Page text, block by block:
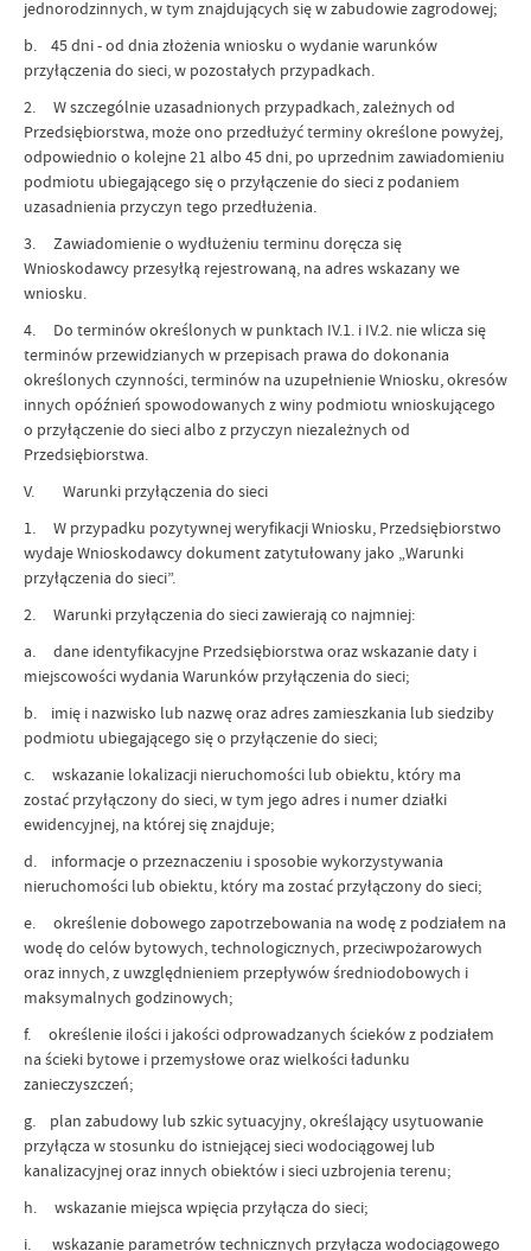
jednorodzinnych, w tym znajdujących się w zabudowie zagrodowej;
b. 45 dni - od dnia złożenia wniosku o wydanie warunków
przyłączenia do sieci, w pozostałych przypadkach.
2. W szczególnie uzasadnionych przypadkach, zależnych od
Przedsiębiorstwa, może ono przedłużyć terminy określone powyżej,
odpowiednio o kolejne 21 albo 45 dni, po uprzednim zawiadomieniu
podmiotu ubiegającego się o przyłączenie do sieci z podaniem
uzasadnienia przyczyn tego przedłużenia.
3. Zawiadomienie o wydłużeniu terminu doręcza się
Wnioskodawcy przesyłką rejestrowaną, na adres wskazany we
wniosku.
4. Do terminów określonych w punktach IV.1. i IV.2. nie wlicza się
terminów przewidzianych w przepisach prawa do dokonania
określonych czynności, terminów na uzupełnienie Wniosku, okresów
innych opóźnień spowodowanych z winy podmiotu wnioskującego
o przyłączenie do sieci albo z przyczyn niezależnych od
Przedsiębiorstwa.
V. Warunki przyłączenia do sieci
1. W przypadku pozytywnej weryfikacji Wniosku, Przedsiębiorstwo
wydaje Wnioskodawcy dokument zatytułowany jako „Warunki
przyłączenia do sieci”.
2. Warunki przyłączenia do sieci zawierają co najmniej:
a. dane identyfikacyjne Przedsiębiorstwa oraz wskazanie daty i
miejscowości wydania Warunków przyłączenia do sieci;
b. imię i nazwisko lub nazwę oraz adres zamieszkania lub siedziby
podmiotu ubiegającego się o przyłączenie do sieci;
c. wskazanie lokalizacji nieruchomości lub obiektu, który ma
zostać przyłączony do sieci, w tym jego adres i numer działki
ewidencyjnej, na której się znajduje;
d. informacje o przeznaczeniu i sposobie wykorzystywania
nieruchomości lub obiektu, który ma zostać przyłączony do sieci;
e. określenie dobowego zapotrzebowania na wodę z podziałem na
wodę do celów bytowych, technologicznych, przeciwpożarowych
oraz innych, z uwzględnieniem przepływów średniodobowych i
maksymalnych godzinowych;
f. określenie ilości i jakości odprowadzanych ścieków z podziałem
na ścieki bytowe i przemysłowe oraz wielkości ładunku
zanieczyszczeń;
g. plan zabudowy lub szkic sytuacyjny, określający usytuowanie
przyłącza w stosunku do istniejącej sieci wodociągowej lub
kanalizacyjnej oraz innych obiektów i sieci uzbrojenia terenu;
h. wskazanie miejsca wpięcia przyłącza do sieci;
i. wskazanie parametrów technicznych przyłącza wodociągowego